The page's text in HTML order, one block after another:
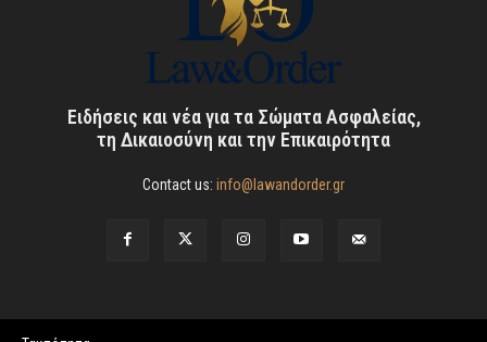
Ειδήσεις και νέα για τα Σώματα Ασφαλείας,
τη Δικαιοσύνη και την Επικαιρότητα
Contact us: info@lawandorder.gr